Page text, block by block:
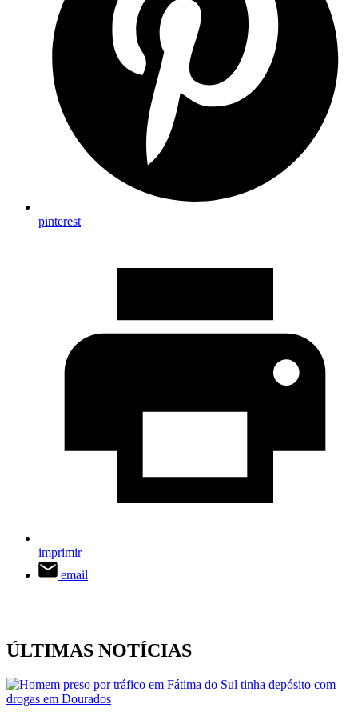
pinterest
imprimir
email
ÚLTIMAS NOTÍCIAS